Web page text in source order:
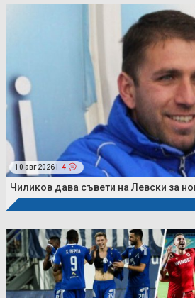
10 авг 2026 | 4
Чиликов дава съвети на Левски за